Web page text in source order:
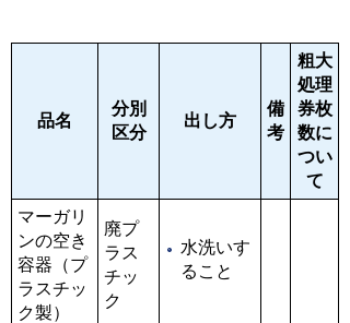
品名
分別
区分
出し方
備
考
粗大
処理
券枚
数に
つい
て
マーガリ
ンの空き
容器（プ
ラスチッ
ク製）
廃プ
ラス
チッ
ク
水洗いす
ること